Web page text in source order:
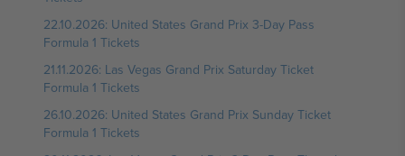
22.10.2026: United States Grand Prix 3-Day Pass
Formula 1 Tickets
21.11.2026: Las Vegas Grand Prix Saturday Ticket
Formula 1 Tickets
26.10.2026: United States Grand Prix Sunday Ticket
Formula 1 Tickets